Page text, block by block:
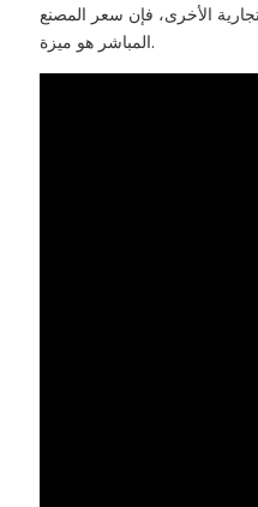
الأخرى، فإن سعر المصنع
المباشر هو ميزة.